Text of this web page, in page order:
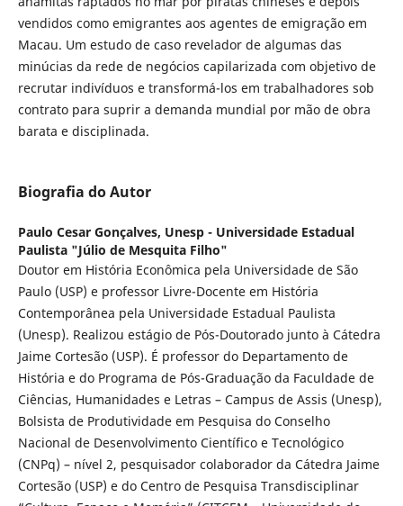
vendidos como emigrantes aos agentes de emigração em
Macau. Um estudo de caso revelador de algumas das
minúcias da rede de negócios capilarizada com objetivo de
recrutar indivíduos e transformá-los em trabalhadores sob
contrato para suprir a demanda mundial por mão de obra
barata e disciplinada.
Biografia do Autor
Paulo Cesar Gonçalves, Unesp - Universidade Estadual
Paulista "Júlio de Mesquita Filho"
Doutor em História Econômica pela Universidade de São
Paulo (USP) e professor Livre-Docente em História
Contemporânea pela Universidade Estadual Paulista
(Unesp). Realizou estágio de Pós-Doutorado junto à Cátedra
Jaime Cortesão (USP). É professor do Departamento de
História e do Programa de Pós-Graduação da Faculdade de
Ciências, Humanidades e Letras – Campus de Assis (Unesp),
Bolsista de Produtividade em Pesquisa do Conselho
Nacional de Desenvolvimento Científico e Tecnológico
(CNPq) – nível 2, pesquisador colaborador da Cátedra Jaime
Cortesão (USP) e do Centro de Pesquisa Transdisciplinar